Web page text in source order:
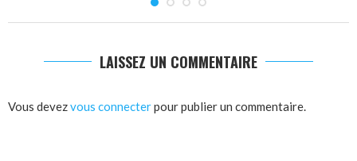
LAISSEZ UN COMMENTAIRE
Vous devezvous connecterpour publier un commentaire.